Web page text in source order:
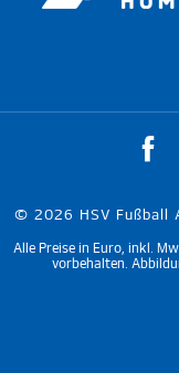
© 2026 HSV Fußball
Alle Preise in Euro, inkl.
vorbehalten.